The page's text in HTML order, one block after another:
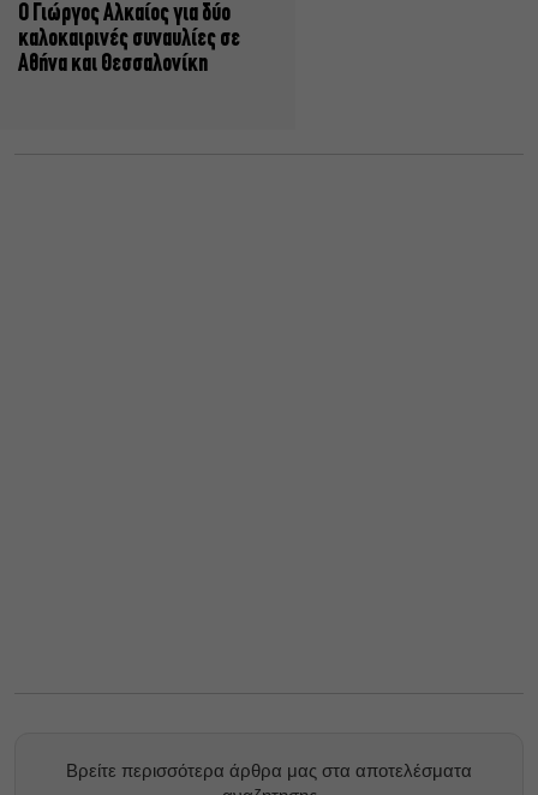
Ο Γιώργος Αλκαίος για δύο
καλοκαιρινές συναυλίες σε
Αθήνα και Θεσσαλονίκη
Βρείτε περισσότερα άρθρα μας στα αποτελέσματα